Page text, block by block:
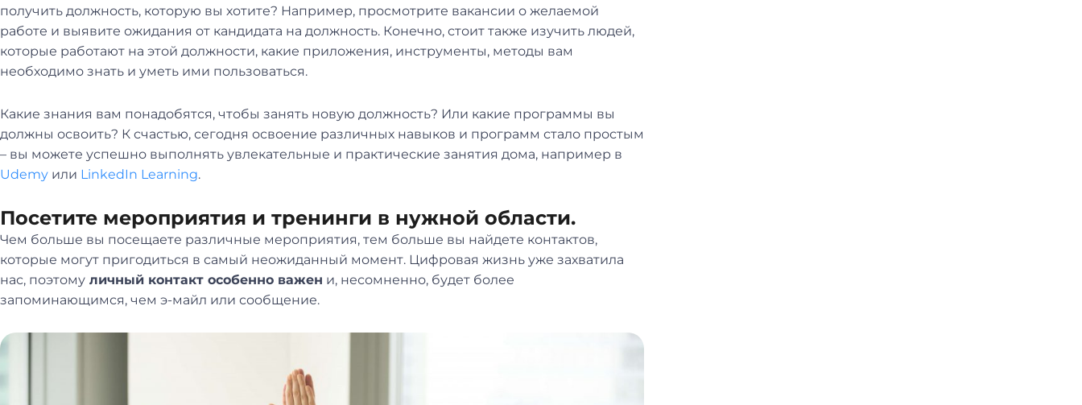
получить должность, которую вы хотите? Например, просмотрите вакансии о желаемой
работе и выявите ожидания от кандидата на должность. Конечно, стоит также изучить людей,
которые работают на этой должности, какие приложения, инструменты, методы вам
необходимо знать и уметь ими пользоваться.
Какие знания вам понадобятся, чтобы занять новую должность? Или какие программы вы
должны освоить? К счастью, сегодня освоение различных навыков и программ стало простым
– вы можете успешно выполнять увлекательные и практические занятия дома, например в
Udemy или LinkedIn Learning.
Посетите мероприятия и тренинги в нужной области.
Чем больше вы посещаете различные мероприятия, тем больше вы найдете контактов,
которые могут пригодиться в самый неожиданный момент. Цифровая жизнь уже захватила
нас, поэтому личный контакт особенно важен и, несомненно, будет более
запоминающимся, чем э-майл или сообщение.